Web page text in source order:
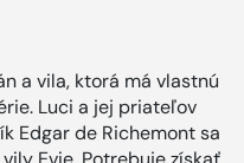
a vila, ktorá má vlastnú
Luci a jej priateľov
Edgar de Richemont sa